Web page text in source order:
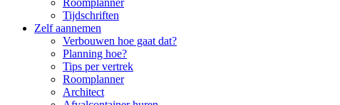
Roomplanner
Tijdschriften
Zelf aannemen
Verbouwen hoe gaat dat?
Planning hoe?
Tips per vertrek
Roomplanner
Architect